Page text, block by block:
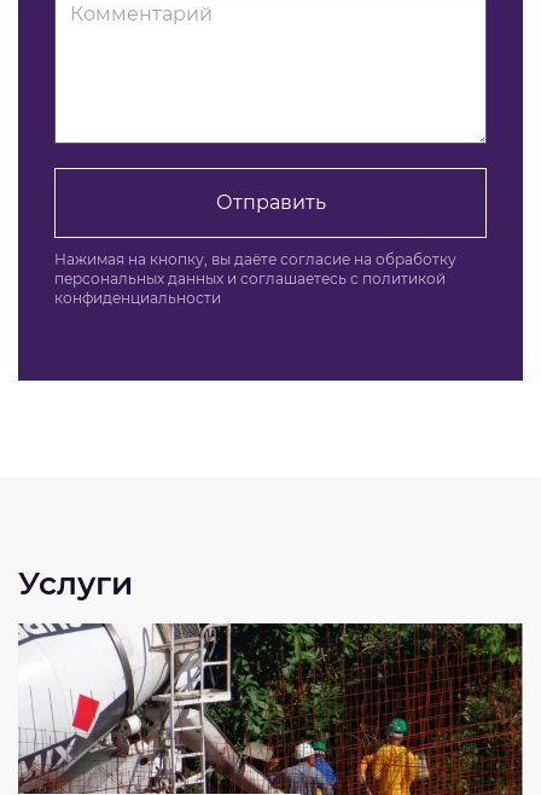
Отправить
Нажимая на кнопку, вы даёте согласие на обработку
персональных данных и соглашаетесь c политикой
конфиденциальности
Услуги